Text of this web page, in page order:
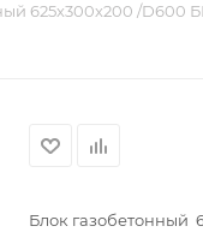
625х300х200 /D600
Блок газобетонный